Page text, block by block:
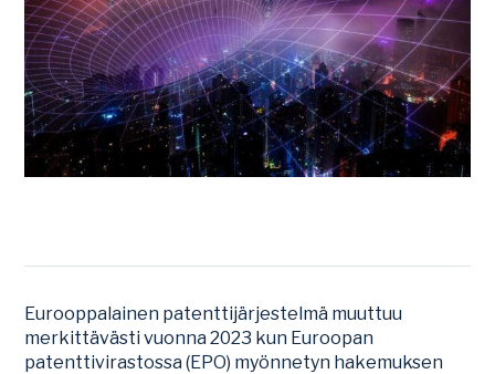
Eurooppalainen patenttijärjestelmä muuttuu
merkittävästi vuonna 2023 kun Euroopan
patenttivirastossa (EPO) myönnetyn hakemuksen